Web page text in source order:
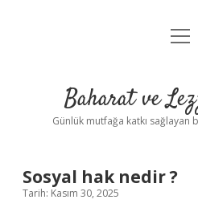
Yasal
Baharat ve
Günlük mutfağa katkı
Sosyal hak nedir ?
Tarih: Kasım 30, 2025